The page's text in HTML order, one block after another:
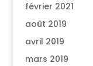
février 2021
août 2019
avril 2019
mars 2019